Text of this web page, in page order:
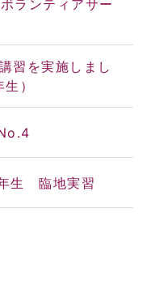
ランティアサー
習を実施しまし
）
生 臨地実習